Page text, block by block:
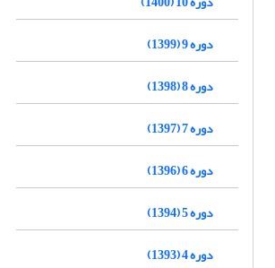
دوره 9 (1399)
دوره 8 (1398)
دوره 7 (1397)
دوره 6 (1396)
دوره 5 (1394)
دوره 4 (1393)